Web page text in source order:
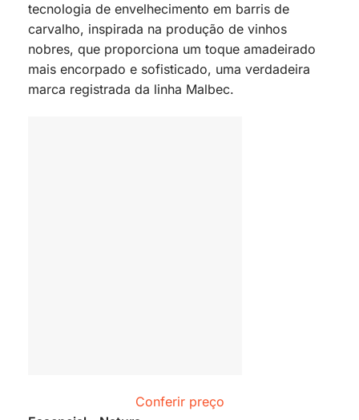
tecnologia de envelhecimento em barris de
carvalho, inspirada na produção de vinhos
nobres, que proporciona um toque amadeirado
mais encorpado e sofisticado, uma verdadeira
marca registrada da linha Malbec.
Conferir preço